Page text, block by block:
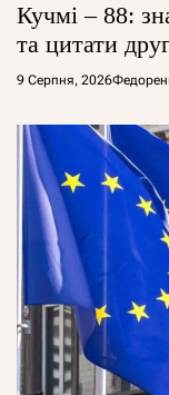
Кучмі – 88:
та цитати
9 Серпня, 2026